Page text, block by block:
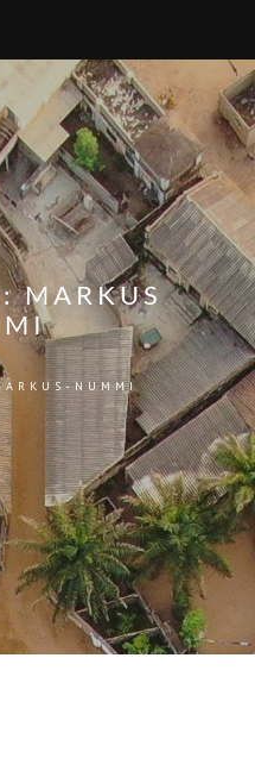
MARKUS
NUMMI